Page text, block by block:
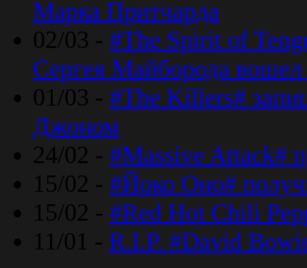
Марка Притчарда
02/03 - #The Spirit of
Сергея Майборода
01/03 - #The Killers#
Джоном
24/02 - #Massive Attack#
15/02 - #Йоко Оно#
15/02 - #Red Hot Chili
11/01 - R.I.P. #David